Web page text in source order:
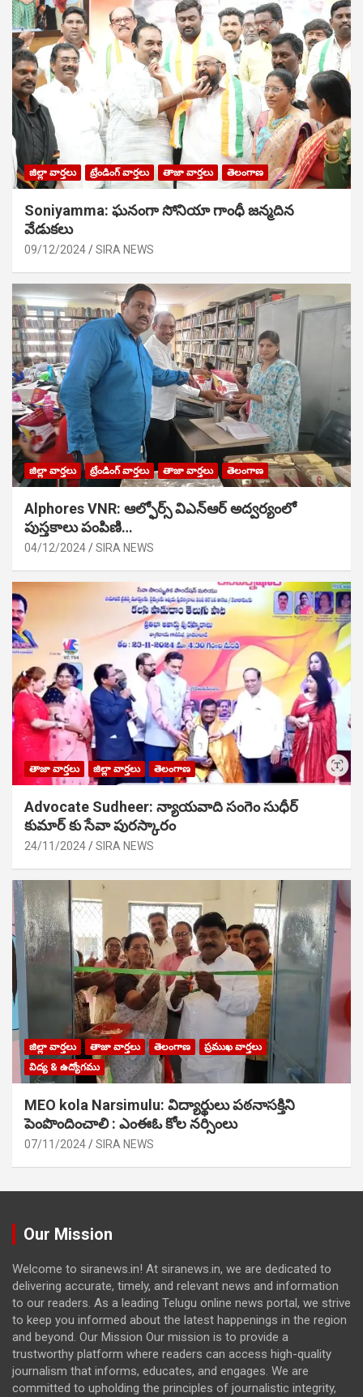
జిల్లా వార్తలు ట్రేండింగ్ వార్తలు తాజా వార్తలు తెలంగాణ
Soniyamma: ఘ‌నంగా సోనియా గాంధీ జ‌న్మ‌దిన
వేడుక‌లు
09/12/2024 SIRA NEWS
జిల్లా వార్తలు ట్రేండింగ్ వార్తలు తాజా వార్తలు తెలంగాణ
Alphores VNR: ఆల్ఫోర్స్ విఎన్ఆర్ అద్వర్యంలో
పుస్తకాలు పంపిణి…
04/12/2024 SIRA NEWS
తాజా వార్తలు జిల్లా వార్తలు తెలంగాణ
Advocate Sudheer: న్యాయవాది సంగెం సుధీర్
కుమార్ కు సేవా పురస్కారం
24/11/2024 SIRA NEWS
జిల్లా వార్తలు తాజా వార్తలు తెలంగాణ
ప్రముఖ వార్తలు
విద్య & ఉద్యోగము
MEO kola Narsimulu: విద్యార్థులు పఠ‌నాసక్తిని
పెంపొందించాలి : ఎంఈఓ కోల నర్సింలు
07/11/2024 SIRA NEWS
Our Mission
Welcome to siranews.in! At siranews.in, we are dedicated to
delivering accurate, timely, and relevant news and information
to our readers. As a leading Telugu online news portal, we strive
to keep you informed about the latest happenings in the region
and beyond. Our Mission Our mission is to provide a
trustworthy platform where readers can access high-quality
journalism that informs, educates, and engages. We are
committed to upholding the principles of journalistic integrity,